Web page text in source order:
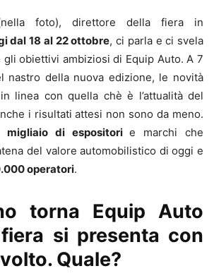
foto), direttore della fiera in
dal 18 al 22 ottobre, ci parla e ci svela
obiettivi ambiziosi di Equip Auto. A 7
nastro della nuova edizione, le novità
linea con quella chè è l’attualità del
i risultati attesi non sono da meno.
migliaio di espositorie marchi che
del valore automobilistico di oggi e
operatori.
torna Equip Auto
si presenta con
Quale?